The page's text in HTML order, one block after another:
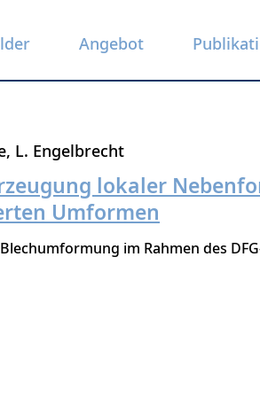
Angebot
L. Engelbrecht
lokaler
Umformen
im Rahmen des